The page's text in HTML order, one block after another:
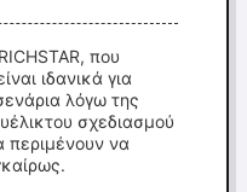
που
ιδανικά για
λόγω της
σχεδιασμού
περιμένουν να